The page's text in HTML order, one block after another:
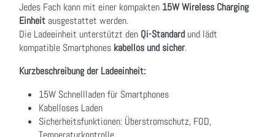
Jedes Fach kann mit einer kompakten 15W Wireless Charging
Einheit ausgestattet werden.
Die Ladeeinheit unterstützt den Qi-Standard und lädt
kompatible Smartphones kabellos und sicher.
Kurzbeschreibung der Ladeeinheit:
15W Schnellladen für Smartphones
Kabelloses Laden
Sicherheitsfunktionen: Überstromschutz, FOD,